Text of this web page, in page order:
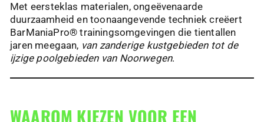
Met eersteklas materialen, ongeëvenaarde
duurzaamheid en toonaangevende techniek creëert
BarManiaPro® trainingsomgevingen die tientallen
jaren meegaan, van zanderige kustgebieden tot de
ijzige poolgebieden van Noorwegen.
WAAROM KIEZEN VOOR EEN